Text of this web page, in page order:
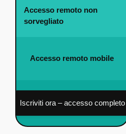
Accesso remoto non
sorvegliato
Accesso remoto mobile
Iscriviti ora – accesso completo